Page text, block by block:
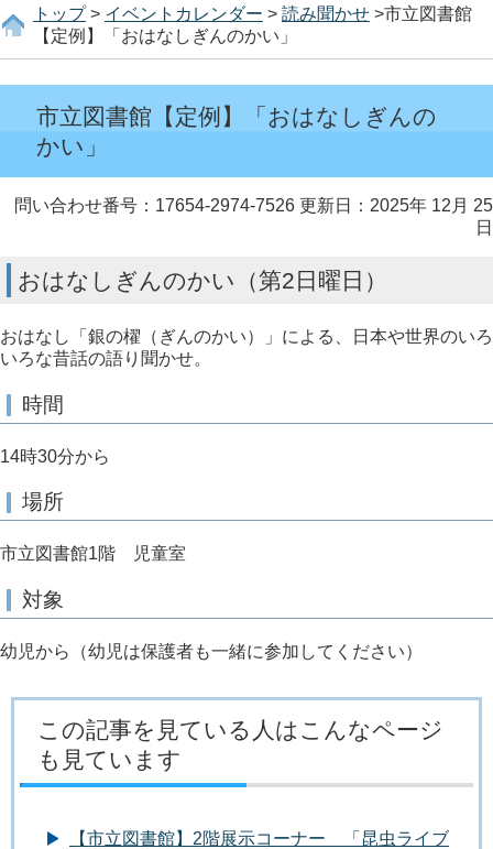
トップ> イベントカレンダー > 読み聞かせ >市立図書館
【定例】「おはなしぎんのかい」
市立図書館【定例】「おはなしぎんの
かい」
問い合わせ番号：17654-2974-7526 更新日：2025年 12月 25
日
おはなしぎんのかい（第2日曜日）
おはなし「銀の櫂（ぎんのかい）」による、日本や世界のいろ
いろな昔話の語り聞かせ。
時間
14時30分から
場所
市立図書館1階 児童室
対象
幼児から（幼児は保護者も一緒に参加してください）
この記事を見ている人はこんなページ
も見ています
【市立図書館】2階展示コーナー 「昆虫ライブ